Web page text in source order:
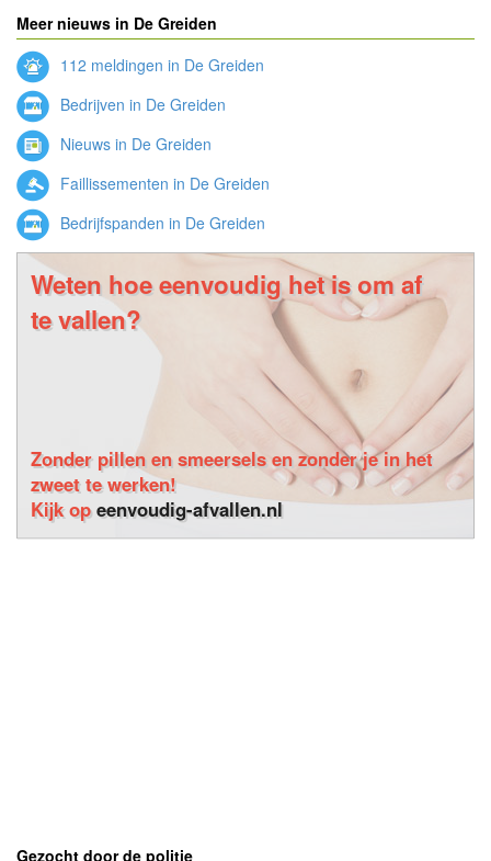
Meer nieuws in De Greiden
112 meldingen in De Greiden
Bedrijven in De Greiden
Nieuws in De Greiden
Faillissementen in De Greiden
Bedrijfspanden in De Greiden
Weten hoe eenvoudig het is om af
te vallen?
Zonder pillen en smeersels en zonder je in het
zweet te werken!
Kijk opeenvoudig-afvallen.nl
Gezocht door de politie